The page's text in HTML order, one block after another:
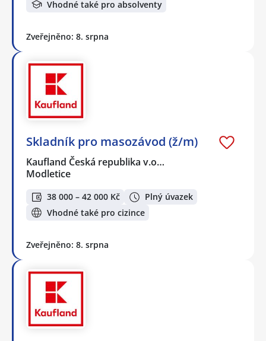
Vhodné také pro absolventy
Zveřejněno: 8. srpna
Skladník pro masozávod (ž/m)
Kaufland Česká republika v.o…
Modletice
38 000 – 42 000 Kč
Plný úvazek
Vhodné také pro cizince
Zveřejněno: 8. srpna